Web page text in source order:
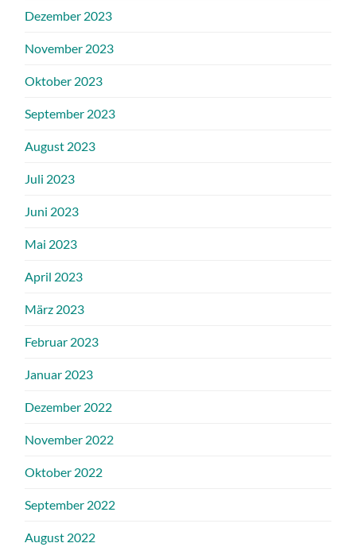
Dezember 2023
November 2023
Oktober 2023
September 2023
August 2023
Juli 2023
Juni 2023
Mai 2023
April 2023
März 2023
Februar 2023
Januar 2023
Dezember 2022
November 2022
Oktober 2022
September 2022
August 2022